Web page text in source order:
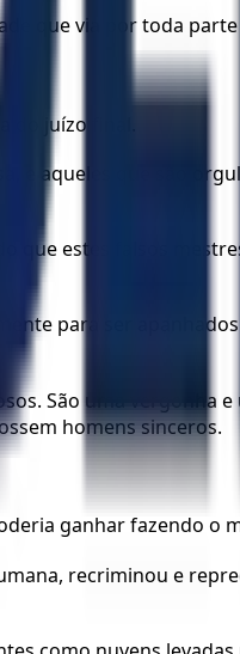
que via por toda parte
do juízo final.
e aqueles que são
que estes falsos
para ser
São uma vergonha
homens sinceros.
ganhar fazendo o
recriminou e